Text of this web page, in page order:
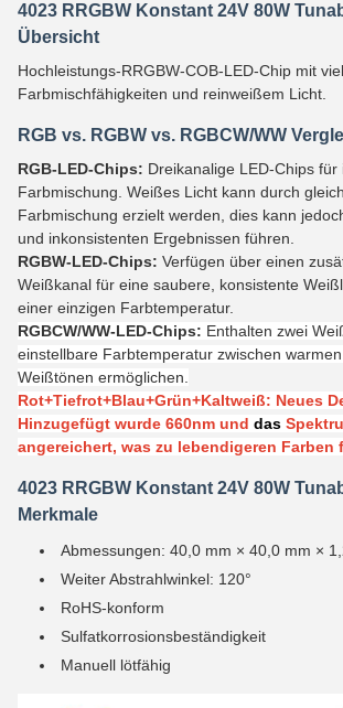
4023 RRGBW Konstant 24V 80W
Übersicht
Hochleistungs-RRGBW-COB-LED-Chip mit
Farbmischfähigkeiten und reinweißem Licht.
RGB vs. RGBW vs. RGBCW/WW
RGB-LED-Chips: Dreikanalige LED-Chips für
Farbmischung. Weißes Licht kann durch
Farbmischung erzielt werden, dies kann
und inkonsistenten Ergebnissen führen.
RGBW-LED-Chips: Verfügen über einen
Weißkanal für eine saubere, konsistente
einer einzigen Farbtemperatur.
RGBCW/WW-LED-Chips: Enthalten zwei
einstellbare Farbtemperatur zwischen
Weißtönen ermöglichen.
Rot+Tiefrot+Blau+Grün+Kaltweiß: Neues
Hinzugefügt wurde 660nm und das
angereichert, was zu lebendigeren Farben
4023 RRGBW Konstant 24V 80W
Merkmale
Abmessungen: 40,0 mm × 40,0 mm ×
Weiter Abstrahlwinkel: 120°
RoHS-konform
Sulfatkorrosionsbeständigkeit
Manuell lötfähig